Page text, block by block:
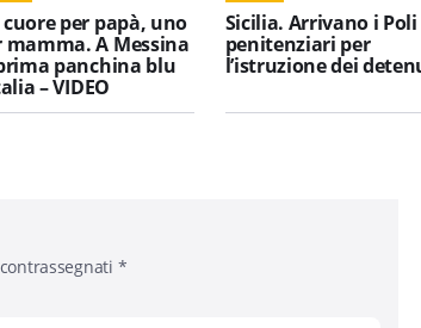
cuore per papà, uno
mamma. A Messina
panchina blu
– VIDEO
Sicilia. Arrivano i Poli
penitenziari per
l’istruzione dei
*